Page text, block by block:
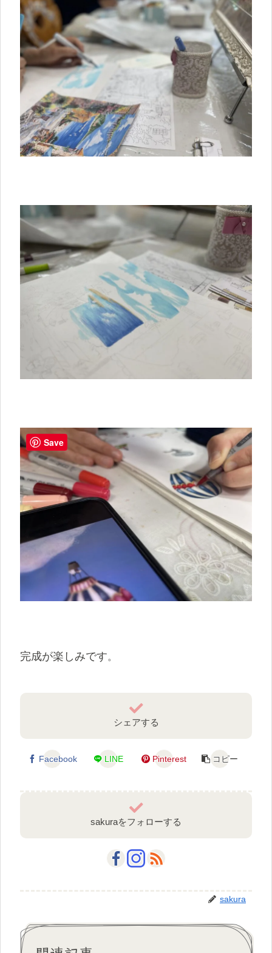
完成が楽しみです。
シェアする
Facebook LINE Pinterest コピー
sakuraをフォローする
sakura
Save